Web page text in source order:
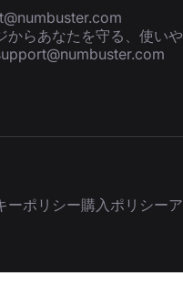
らあなたを守る、使い
ーポリシー購入ポリシー